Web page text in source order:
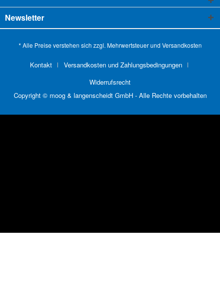
Newsletter
* Alle Preise verstehen sich zzgl. Mehrwertsteuer und Versandkosten
Kontakt
Versandkosten und Zahlungsbedingungen
Widerrufsrecht
Copyright © moog & langenscheidt GmbH - Alle Rechte vorbehalten